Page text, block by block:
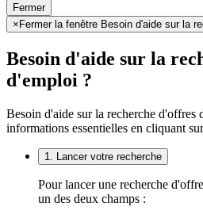
Fermer
× Fermer la fenêtre Besoin d'aide sur la
Besoin d'aide sur la
d'emploi ?
Besoin d'aide sur la recherche d'offres
informations essentielles en cliquant
1. Lancer votre recherche
Pour lancer une recherche
un des deux champs :